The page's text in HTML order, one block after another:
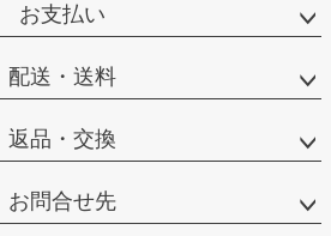
お支払い
配送・送料
返品・交換
お問合せ先